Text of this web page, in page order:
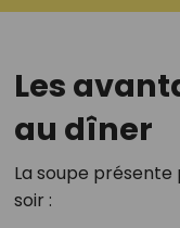
Les
au dîner
La soupe
soir :